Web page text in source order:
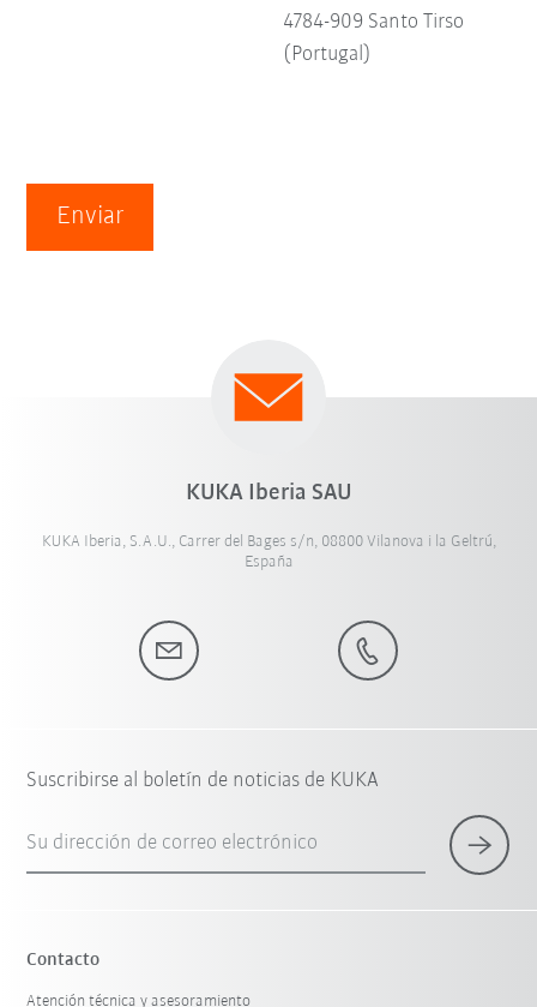
4784-909 Santo Tirso
(Portugal)
Enviar
KUKA Iberia SAU
KUKA Iberia, S.A.U., Carrer del Bages s/n, 08800 Vilanova i la Geltrú,
España
Suscribirse al boletín de noticias de KUKA
Su dirección de correo electrónico
Contacto
Atención técnica y asesoramiento